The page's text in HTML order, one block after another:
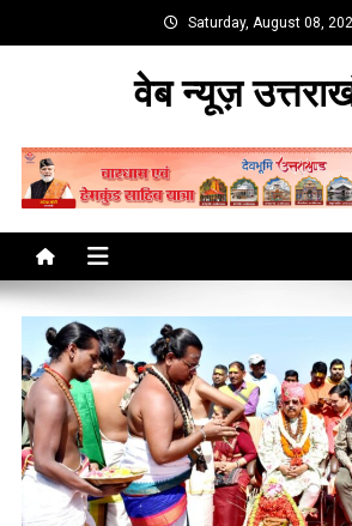
to
Saturday, August 08,
वेब न्यूज़